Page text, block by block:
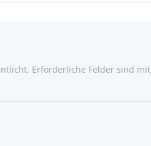
Erforderliche Felder sind mit